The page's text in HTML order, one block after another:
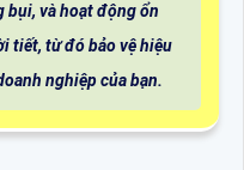
bụi, và hoạt động ổn
tiết, từ đó bảo vệ hiệu
nghiệp của bạn.